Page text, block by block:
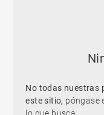
No todas nuestras
este sitio, póngase